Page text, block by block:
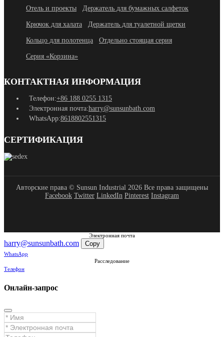
Отель и проекты Держатель для бумажных салфеток
Крючок для халата Держатель для туалетной щетки
Кольцо для полотенца Отдельно стоящая серия
Серия «Корзина»
КОНТАКТНАЯ ИНФОРМАЦИЯ
Телефон:+86 188 0255 1315
Электронная почта:harry@sunsunbath.com
WhatsApp:8618802551315
СЕРТИФИКАЦИЯ
Авторские права © Sunsun Industrial 2026 Все права защищены
Facebook Twitter LinkedIn Pinterest Instagram
Электронная почта
harry@sunsunbath.com Copy
WhatsApp
Расследование
Телефон
Онлайн-запрос